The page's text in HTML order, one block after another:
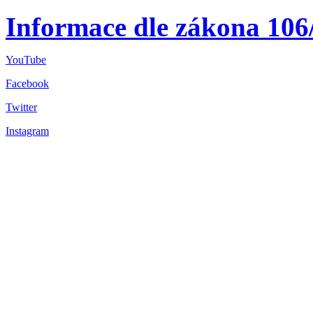
Informace dle zákona
YouTube
Facebook
Twitter
Instagram